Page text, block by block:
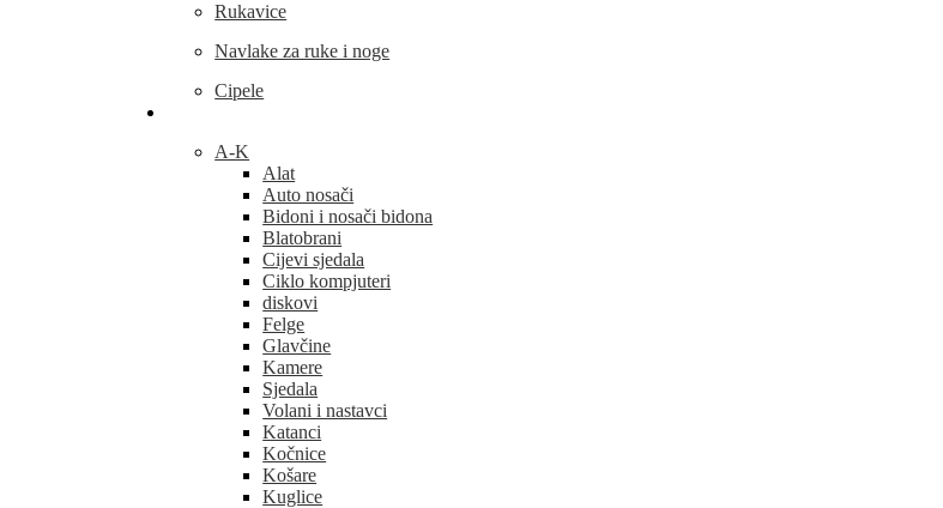
Rukavice
Navlake za ruke i noge
Cipele
A-K
Alat
Auto nosači
Bidoni i nosači bidona
Blatobrani
Cijevi sjedala
Ciklo kompjuteri
diskovi
Felge
Glavčine
Kamere
Sjedala
Volani i nastavci
Katanci
Kočnice
Košare
Kuglice